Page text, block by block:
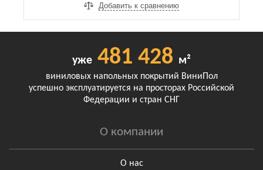
Добавить к сравнению
уже 481 428 м²
виниловых напольных покрытий ВиниПол
успешно эксплуатируется на просторах Российской
Федерации и стран СНГ
О компании
О нас